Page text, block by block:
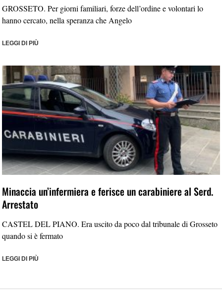
GROSSETO. Per giorni familiari, forze dell’ordine e volontari lo
hanno cercato, nella speranza che Angelo
LEGGI DI PIÙ
Minaccia un’infermiera e ferisce un carabiniere al Serd.
Arrestato
CASTEL DEL PIANO. Era uscito da poco dal tribunale di Grosseto
quando si è fermato
LEGGI DI PIÙ